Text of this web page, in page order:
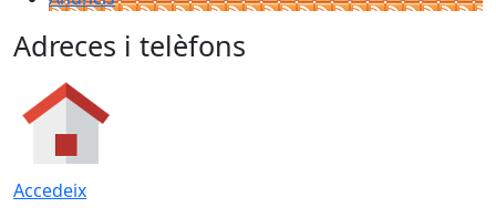
Adreces i telèfons
Accedeix